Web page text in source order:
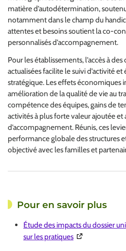
matière d’autodétermination,
notamment dans le champ du
attentes et besoins soutient la
personnalisés d’accompagnement.
Pour les établissements, l’accès à
actualisées facilite le suivi d’activité
stratégique. Les effets économiques
amélioration de la qualité de vie au
compétence des équipes, gains de
activités à plus forte valeur ajoutée
d’accompagnement. Réunis, ces
performance globale des structures
objectivé avec les familles et
Pour en savoir plus
Étude des impacts du dossier
sur les pratiques(Ouverture dans